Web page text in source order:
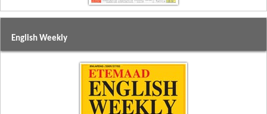
English Weekly